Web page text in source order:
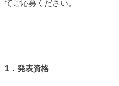
てご応募ください。
1．発表資格